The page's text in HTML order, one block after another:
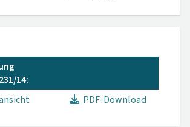
14:
PDF-Download